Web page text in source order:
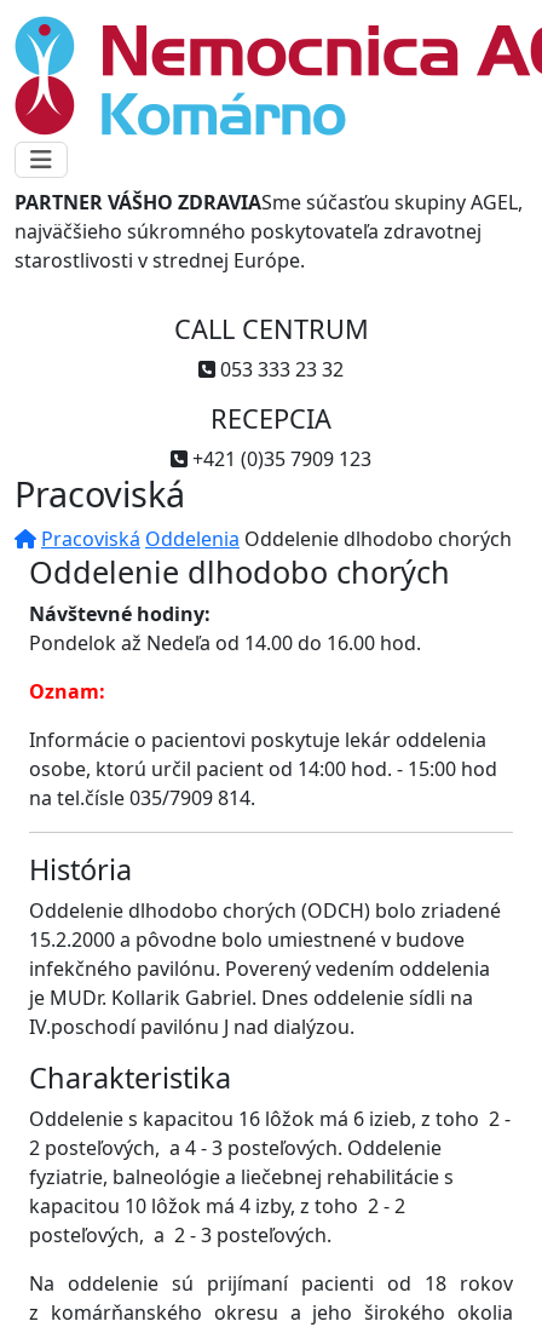
PARTNER VÁŠHO ZDRAVIASme súčasťou skupiny AGEL,
najväčšieho súkromného poskytovateľa zdravotnej
starostlivosti v strednej Európe.
CALL CENTRUM
053 333 23 32
RECEPCIA
+421 (0)35 7909 123
Pracoviská
Pracoviská Oddelenia Oddelenie dlhodobo chorých
Oddelenie dlhodobo chorých
Návštevné hodiny:
Pondelok až Nedeľa od 14.00 do 16.00 hod.
Oznam:
Informácie o pacientovi poskytuje lekár oddelenia
osobe, ktorú určil pacient od 14:00 hod. - 15:00 hod
na tel.čísle 035/7909 814.
História
Oddelenie dlhodobo chorých (ODCH) bolo zriadené
15.2.2000 a pôvodne bolo umiestnené v budove
infekčného pavilónu. Poverený vedením oddelenia
je MUDr. Kollarik Gabriel. Dnes oddelenie sídli na
IV.poschodí pavilónu J nad dialýzou.
Charakteristika
Oddelenie s kapacitou 16 lôžok má 6 izieb, z toho 2 -
2 posteľových, a 4 - 3 posteľových. Oddelenie
fyziatrie, balneológie a liečebnej rehabilitácie s
kapacitou 10 lôžok má 4 izby, z toho 2 - 2
posteľových, a 2 - 3 posteľových.
Na oddelenie sú prijímaní pacienti od 18 rokov
z komárňanského okresu a jeho širokého okolia